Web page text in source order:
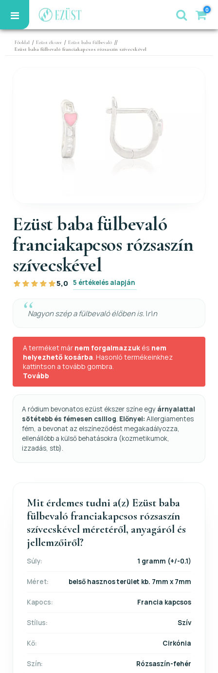
0
Főoldal / Ezüst ékszer / Ezüst baba fülbevaló //
Ezüst baba fülbevaló franciakapcsos rózsaszín szívecskével
Ezüst baba fülbevaló
franciakapcsos rózsaszín
szívecskével
5,0 5 értékelés alapján
Nagyon szép a fülbevaló élőben is.\r\n
A terméket már nem forgalmazzuk és nem
helyezhető kosárba . Hasonló termékeinkhez
kattintson a tovább gombra.
Tovább
A ródium bevonatos ezüst ékszer színe egy árnyalattal
sötétebb és fémesen csillog. Előnyei: Allergiamentes
fém, a bevonat az elszíneződést megakadályozza,
ellenállóbb a külső behatásokra (kozmetikumok,
izzadás, stb).
Mit érdemes tudni a(z) Ezüst baba
fülbevaló franciakapcsos rózsaszín
szívecskével méretéről, anyagáról és
jellemzőiről?
Súly: 1 gramm (+/-0.1)
Méret: belső hasznos terület kb. 7mm x 7mm
Kapocs: Francia kapcsos
Stílus: Szív
Kő: Cirkónia
Szín: Rózsaszín-fehér